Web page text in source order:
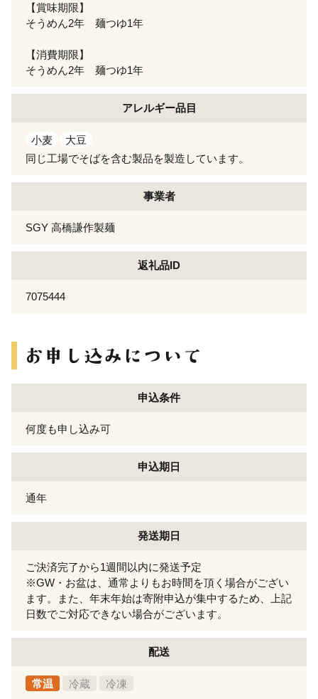
【賞味期限】
そうめん2年 麺つゆ1年
【消費期限】
そうめん2年 麺つゆ1年
アレルギー品目
小麦
大豆
同じ工場でそばを含む製品を製造しています。
事業者
SGY 高橋謙作製麺
返礼品ID
7075444
申込条件
何度も申し込み可
申込期日
通年
発送期日
ご決済完了から1週間以内に発送予定
※GW・お盆は、通常よりもお時間を頂く場合がござい
ます。また、年末年始は寄附申込が集中するため、上記
日数でご対応できない場合がございます。
配送
常温 冷蔵 冷凍